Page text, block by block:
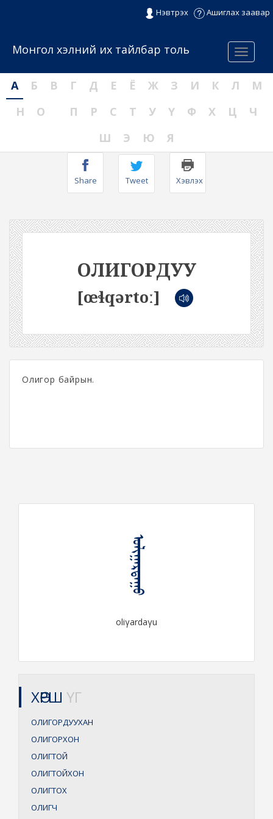
Нэвтрэх Ашиглах заавар
Menu
Монгол хэлний их тайлбар толь
А Б В Г Д Е Ё Ж З И К Л
М
Н
О П Р С Т У Ү Ф Х Ц
Ч
Ш
Э Ю Я
Share Tweet Хэвлэх
ОЛИГОРДУУ
[œɬqərtoː]
Олигор байрын.
ᠣᠯᠢᠭᠠᠷᠳᠠᠭᠤ
oliγardaγu
ХӨРШ ҮГ
ОЛИГОРДУУХАН
ОЛИГОРХОН
ОЛИГТОЙ
ОЛИГТОЙХОН
ОЛИГТОХ
ОЛИГЧ